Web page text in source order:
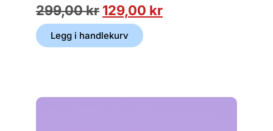
299,00kr 129,00 kr
Legg i handlekurv